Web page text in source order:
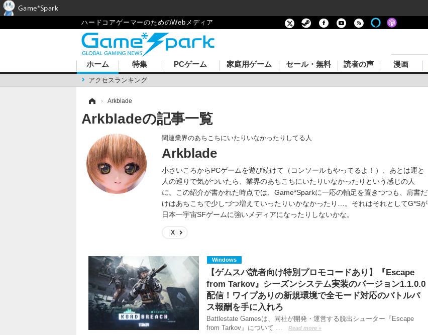
ハードコアゲーマーのためのWebメディア
ホーム
アクセスランキング
特集 PCゲーム 家庭用ゲーム セール・無料 読者の声 漫画
› Arkblade
Arkbladeの記事一覧
関連業界のあちこちにいたりいなかったりしてる人
Arkblade
小さいころからPCゲームを遊び続けて（コンソールもやってるよ！）、あとは運と
人の巡りで気がついたら、業界のあちこちにいたりいなかったりという感じの人
に。この紹介が書かれた時点では、Game*Sparkに一応の軸足を置きつつも、肩書だ
けはあちこちで少しづつ増えていったりいかなかったり…。それはそれとしてG*Sが
日本一宇宙SFゲームに強いメディアになったりしないかな。
X
Windows
【ゲムスパ読者向け特別プロモコードあり】『Escape
from Tarkov』シーズンシステム実装のバージョン1.1.0.0
配信！ワイプありの新規環境で全モード対応のバトルパ
ス報酬を手に入れろ
Battlestate Gamesは、同社が開発・運営する脱出シューター『Escape
from Tarkov』について …
Read more »
Game*Spark